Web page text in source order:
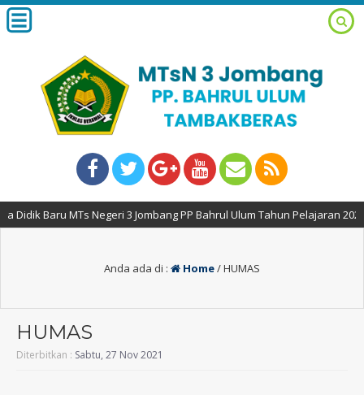
MTs Negeri 3 Jombang PP Bahrul Ulum Tahun Pelajaran 2026-2027
Anda ada di : Home/HUMAS
HUMAS
Diterbitkan : Sabtu, 27 Nov 2021